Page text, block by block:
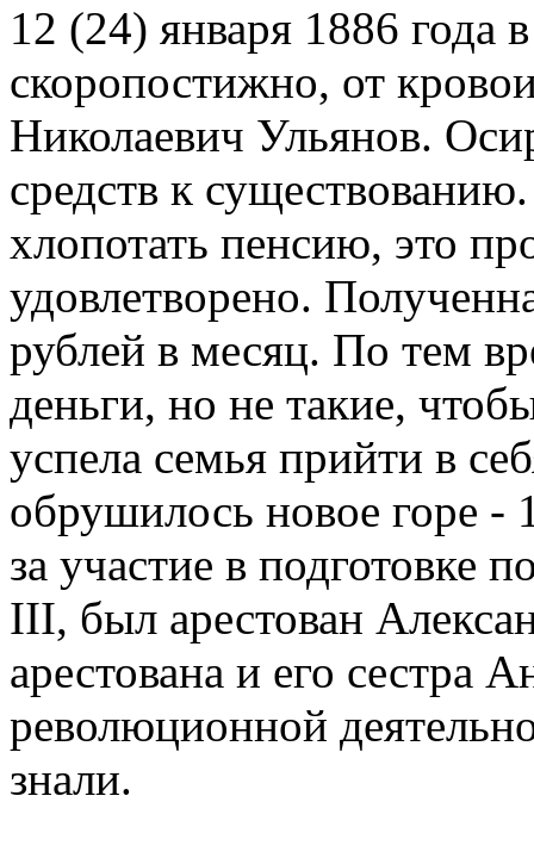
12 (24) января 1886 года
скоропостижно, от
Николаевич Ульянов.
средств к
хлопотать пенсию, это
удовлетворено.
рублей в месяц. По тем
деньги, но не такие,
успела семья прийти в
обрушилось новое горе -
за участие в подготовке
III, был арестован
арестована и его сестра
революционной
знали.